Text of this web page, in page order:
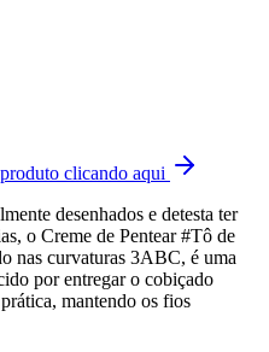
clicando aqui
desenhados e detesta ter
o Creme de Pentear #Tô de
nas curvaturas 3ABC, é uma
por entregar o cobiçado
mantendo os fios